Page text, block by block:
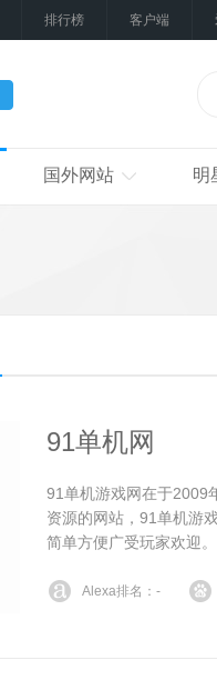
排行榜 客户端
国外网站 明
91单机网
91单机游戏网在于2009
资源的网站，91单机游
简单方便广受玩家欢迎。
Alexa排名：-